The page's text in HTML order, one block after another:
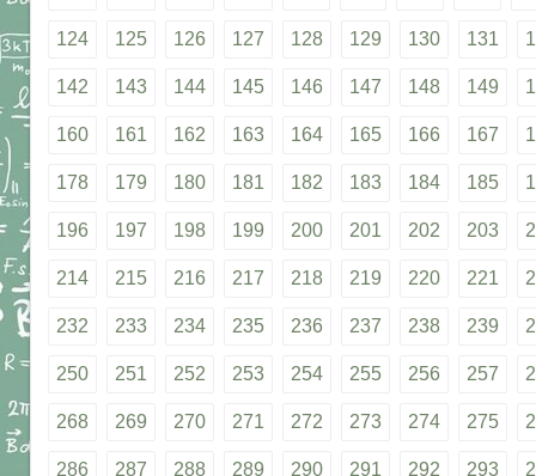
124 125 126 127 128 129 130 131
142 143 144 145 146 147 148 149
160 161 162 163 164 165 166 167
178 179 180 181 182 183 184 185
196 197 198 199 200 201 202 203
214 215 216 217 218 219 220 221
232 233 234 235 236 237 238 239
250 251 252 253 254 255 256 257
268 269 270 271 272 273 274 275
286 287 288 289 290 291 292 293